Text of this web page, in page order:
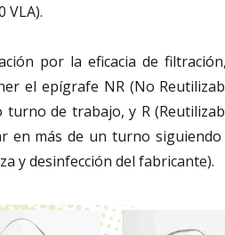
VLA).
por la eficacia de
el epígrafe NR (No
de trabajo, y R
en más de un turno siguiendo
y desinfección del fabricante).